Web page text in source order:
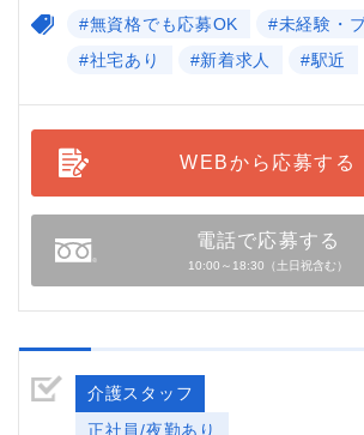
#無資格でも応募OK
#未経験・
#社宅あり
#新着求人 #駅近
WEBから応募する
電話で応募する
10:00～18:30（土日祝含む）
介護スタッフ
正社員/夜勤あり